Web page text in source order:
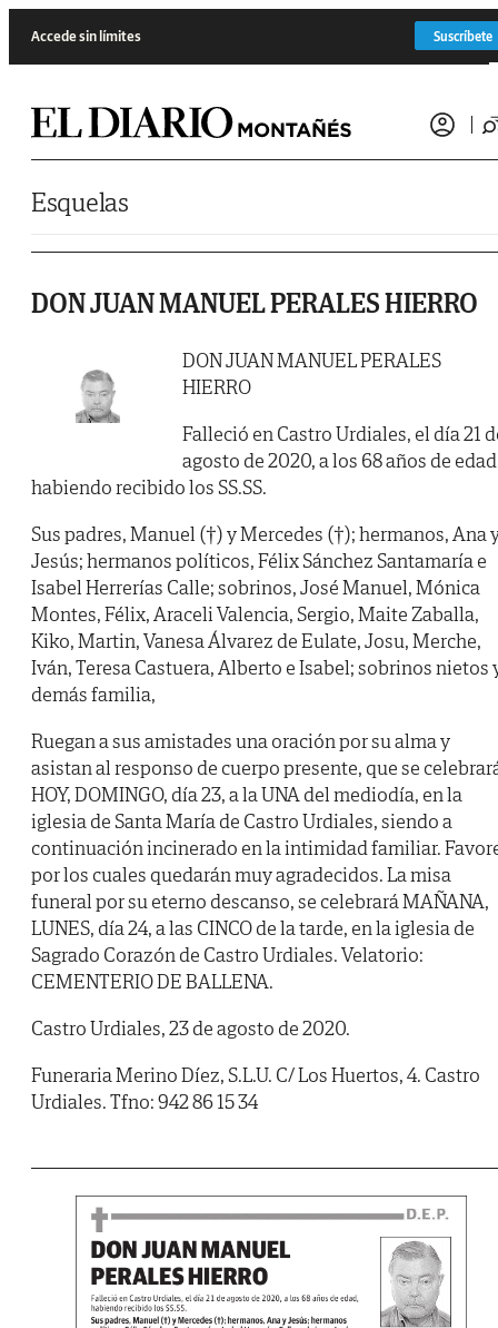
Accede sin límites Suscríbete
Esquelas
DON JUAN MANUEL PERALES HIERRO
DON JUAN MANUEL PERALES
HIERRO
Falleció en Castro Urdiales, el día 21
agosto de 2020, a los 68 años de
habiendo recibido los SS.SS.
Sus padres, Manuel (†) y Mercedes (†); hermanos, Ana
Jesús; hermanos políticos, Félix Sánchez Santamaría e
Isabel Herrerías Calle; sobrinos, José Manuel, Mónica
Montes, Félix, Araceli Valencia, Sergio, Maite Zaballa,
Kiko, Martin, Vanesa Álvarez de Eulate, Josu, Merche,
Iván, Teresa Castuera, Alberto e Isabel; sobrinos nietos
demás familia,
Ruegan a sus amistades una oración por su alma y
asistan al responso de cuerpo presente, que se
HOY, DOMINGO, día 23, a la UNA del mediodía, en la
iglesia de Santa María de Castro Urdiales, siendo a
continuación incinerado en la intimidad familiar.
por los cuales quedarán muy agradecidos. La misa
funeral por su eterno descanso, se celebrará MAÑANA,
LUNES, día 24, a las CINCO de la tarde, en la iglesia de
Sagrado Corazón de Castro Urdiales. Velatorio:
CEMENTERIO DE BALLENA.
Castro Urdiales, 23 de agosto de 2020.
Funeraria Merino Díez, S.L.U. C/ Los Huertos, 4. Castro
Urdiales. Tfno: 942 86 15 34